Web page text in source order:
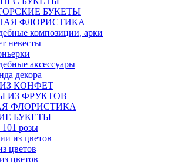
БУКЕТЫ
ФЛОРИСТИКА
композиции, арки
невесты
аксессуары
декора
КОНФЕТ
ИЗ ФРУКТОВ
ФЛОРИСТИКА
БУКЕТЫ
101 розы
из цветов
цветов
цветов